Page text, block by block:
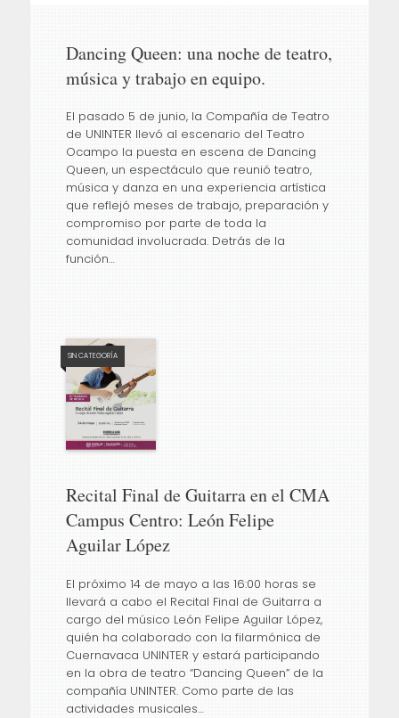
Dancing Queen: una noche de teatro,
música y trabajo en equipo.
El pasado 5 de junio, la Compañía de Teatro
de UNINTER llevó al escenario del Teatro
Ocampo la puesta en escena de Dancing
Queen, un espectáculo que reunió teatro,
música y danza en una experiencia artística
que reflejó meses de trabajo, preparación y
compromiso por parte de toda la
comunidad involucrada. Detrás de la
función…
SIN CATEGORÍA
Recital Final de Guitarra en el CMA
Campus Centro: León Felipe
Aguilar López
El próximo 14 de mayo a las 16:00 horas se
llevará a cabo el Recital Final de Guitarra a
cargo del músico León Felipe Aguilar López,
quién ha colaborado con la filarmónica de
Cuernavaca UNINTER y estará participando
en la obra de teatro “Dancing Queen” de la
compañía UNINTER. Como parte de las
actividades musicales…